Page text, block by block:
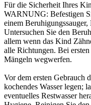
Für die Sicherheit Ihres
WARNUNG: Befestigen
einem
Untersuchen Sie den
allem wenn das Kind
alle Richtungen. Bei
Mängeln wegwerfen.
Vor dem ersten Gebrauch
kochendes Wasser legen;
eventuelles Restwasser